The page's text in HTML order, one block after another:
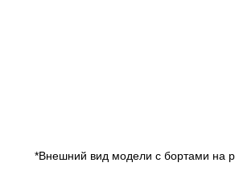
*Внешний вид модели с бортами на